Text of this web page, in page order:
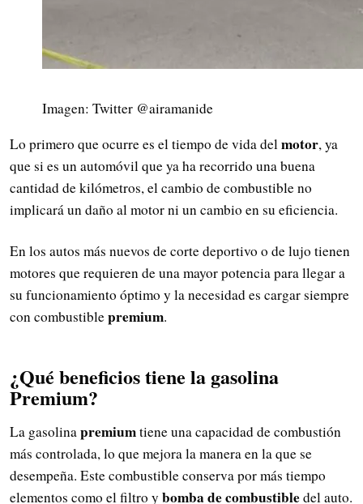
Imagen: Twitter @airamanide
Lo primero que ocurre es el tiempo de vida delmotor, ya
que si es un automóvil que ya ha recorrido una buena
cantidad de kilómetros, el cambio de combustible no
implicará un daño al motor ni un cambio en su eficiencia.
En los autos más nuevos de corte deportivo o de lujo tienen
motores que requieren de una mayor potencia para llegar a
su funcionamiento óptimo y la necesidad es cargar siempre
con combustiblepremium.
¿Qué beneficios tiene la gasolina
Premium?
La gasolinapremiumtiene una capacidad de combustión
más controlada, lo que mejora la manera en la que se
desempeña. Este combustible conserva por más tiempo
elementos como el filtro y bomba de combustibledel auto.